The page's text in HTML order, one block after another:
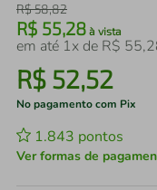
R$58,82
R$ 55,28 à vista
em até 1x de R$ 55,
R$ 52,52
No pagamento com Pix
1.843 pontos
Ver formas de